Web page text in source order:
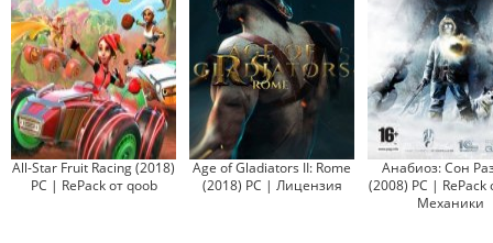
All-Star Fruit Racing (2018)
PC | RePack от qoob
Age of Gladiators II: Rome
(2018) PC | Лицензия
Анабиоз: Сон
(2008) PC | RePack
Механики